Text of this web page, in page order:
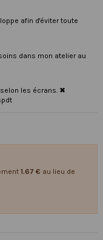
afin d'éviter toute
dans mon atelier au
les écrans. ✖
1.67 € au lieu de